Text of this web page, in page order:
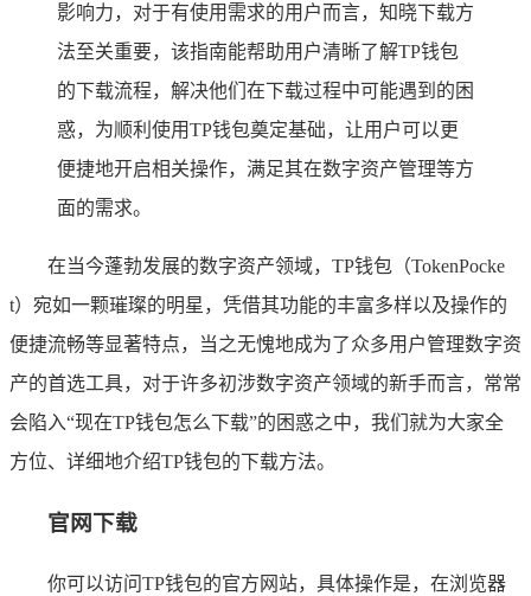
影响力，对于有使用需求的用户而言，知晓下载方
法至关重要，该指南能帮助用户清晰了解TP钱包
的下载流程，解决他们在下载过程中可能遇到的困
惑，为顺利使用TP钱包奠定基础，让用户可以更
便捷地开启相关操作，满足其在数字资产管理等方
面的需求。
在当今蓬勃发展的数字资产领域，TP钱包（TokenPocke
t）宛如一颗璀璨的明星，凭借其功能的丰富多样以及操作的
便捷流畅等显著特点，当之无愧地成为了众多用户管理数字资
产的首选工具，对于许多初涉数字资产领域的新手而言，常常
会陷入“现在TP钱包怎么下载”的困惑之中，我们就为大家全
方位、详细地介绍TP钱包的下载方法。
官网下载
你可以访问TP钱包的官方网站，具体操作是，在浏览器